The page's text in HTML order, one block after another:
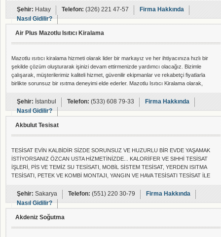
Şehir:Hatay Telefon:(326) 221 47-57
Firma Hakkında
Nasıl Gidilir?
Air Plus Mazotlu Isıtıcı Kiralama
Mazotlu ısıtıcı kiralama hizmeti olarak lider bir markayız ve her ihtiyacınıza hızlı bir
şekilde çözüm oluşturarak işinizi devam ettirmenizde yardımcı olacağız. Bizimle
çalışarak, müşterilerimiz kaliteli hizmet, güvenilir ekipmanlar ve rekabetçi fiyatlarla
birlikte sorunsuz bir ısıtma deneyimi elde ederler. Mazotlu Isıtıcı Kiralama olarak,
müşterilerimizin ihtiyaçlarını karşılamak ve onlara güvenilir bir ortak olmak için
buradayız. Sorunsuz, güvenilir ve verimli bir ısıtma çözümü için Mazotlu Isıtıcı Kiralama
Şehir:İstanbul Telefon:(533) 608 79-33
Firma Hakkında
Nasıl Gidilir?
Akbulut Tesisat
TESİSAT EVİN KALBİDİR SİZDE SORUNSUZ VE HUZURLU BİR EVDE YAŞAMAK
İSTİYORSANIZ ÖZCAN USTA HİZMETİNİZDE... KALORİFER VE SIHHİ TESİSAT
İŞLERİ, PİS VE TEMİZ SU TESİSATI, MOBİL SİSTEM TESİSAT, YERDEN ISITMA
TESİSATI, PETEK VE KOMBİ MONTAJI, YANGIN VE HAVA TESİSATI TESİSAT İLE
İLGİLİ HERŞEY İTİNALI VE GARANTİLİ BİR ŞEKİLDE YAPILIR. 7 YILLIK EKİBİMLE 24
SAAT HİZMETİNİZDEYİM...
Şehir:Sakarya Telefon:(551) 220 30-79
Firma Hakkında
Nasıl Gidilir?
Akdeniz Soğutma